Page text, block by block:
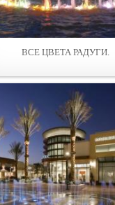
ВСЕ ЦВЕТА РАДУГИ.